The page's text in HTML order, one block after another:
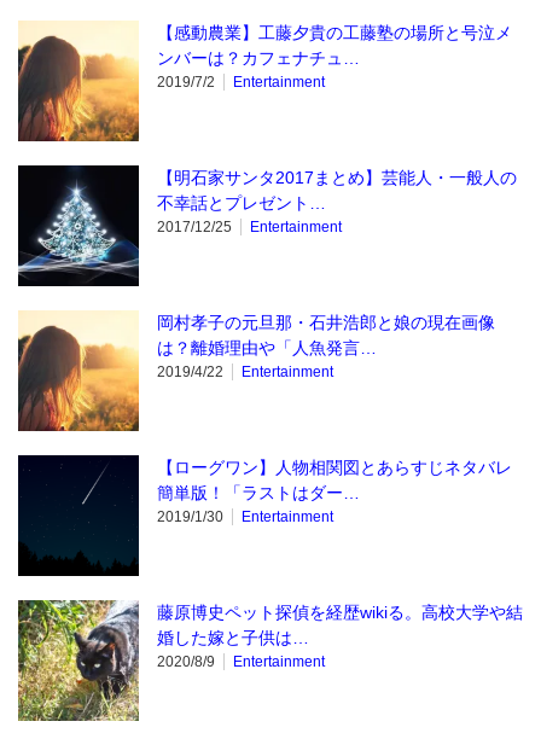
【感動農業】工藤夕貴の工藤塾の場所と号泣メ
ンバーは？カフェナチュ…
2019/7/2 Entertainment
【明石家サンタ2017まとめ】芸能人・一般人の
不幸話とプレゼント…
2017/12/25 Entertainment
岡村孝子の元旦那・石井浩郎と娘の現在画像
は？離婚理由や「人魚発言…
2019/4/22 Entertainment
【ローグワン】人物相関図とあらすじネタバレ
簡単版！「ラストはダー…
2019/1/30 Entertainment
藤原博史ペット探偵を経歴wikiる。高校大学や結
婚した嫁と子供は…
2020/8/9 Entertainment